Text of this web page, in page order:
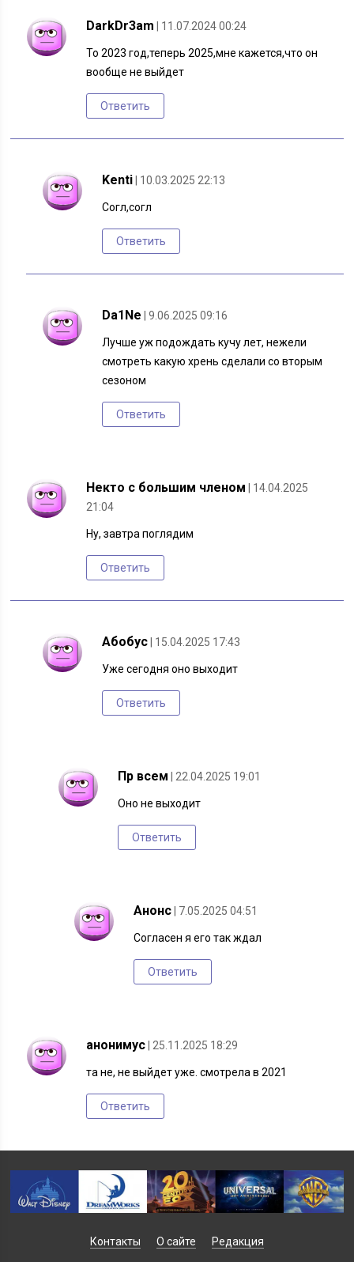
DarkDr3am | 11.07.2024 00:24
То 2023 год,теперь 2025,мне кажется,что он
вообще не выйдет
Ответить
Kenti | 10.03.2025 22:13
Согл,согл
Ответить
Da1Ne | 9.06.2025 09:16
Лучше уж подождать кучу лет, нежели
смотреть какую хрень сделали со вторым
сезоном
Ответить
Некто с большим членом
| 14.04.2025
21:04
Ну, завтра поглядим
Ответить
Абобус | 15.04.2025 17:43
Уже сегодня оно выходит
Ответить
Пр всем | 22.04.2025 19:01
Оно не выходит
Ответить
Анонс | 7.05.2025 04:51
Согласен я его так ждал
Ответить
анонимус | 25.11.2025 18:29
та не, не выйдет уже. смотрела в 2021
Ответить
Контакты О сайте Редакция